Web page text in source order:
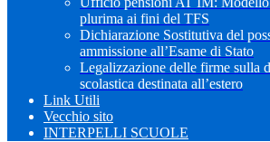
plurima ai fini del TFS
Dichiarazione Sostitutiva del
ammissione all’Esame di Stato
Legalizzazione delle firme sulla
scolastica destinata all’estero
Link Utili
Vecchio sito
INTERPELLI SCUOLE